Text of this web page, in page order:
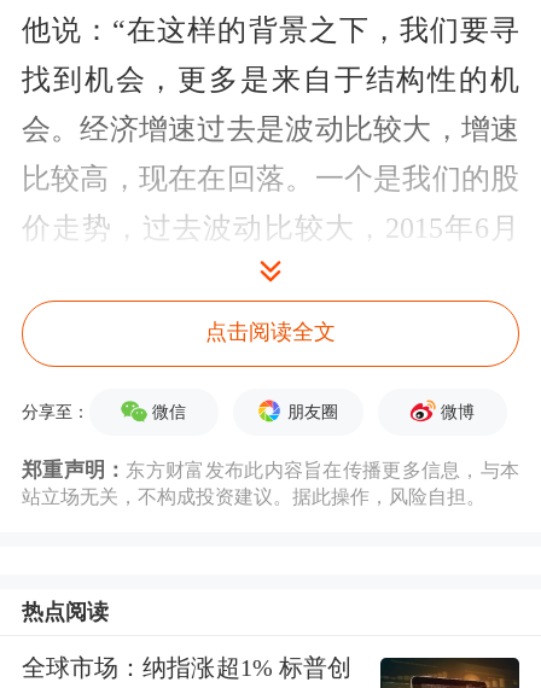
他说：“在这样的背景之下，我们要寻
找到机会，更多是来自于结构性的机
会。经济增速过去是波动比较大，增速
比较高，现在在回落。一个是我们的股
价走势，过去波动比较大，2015年6月
份到现在6月份，已经过了三年，这三
年的估值波动幅度在大幅度下降，这三
年来GDP的波动幅度也在大幅度下降，
这是一个存量主导的阶段，我们应该寻
找的是结构性的机会。”
占比之前出现了一定分化。“比如说像
点击阅读全文
分享至： 微信 朋友圈 微博
郑重声明： 东方财富发布此内容旨在传播更多信息，与本
站立场无关，不构成投资建议。据此操作，风险自担。
热点阅读
全球市场：纳指涨超1% 标普创